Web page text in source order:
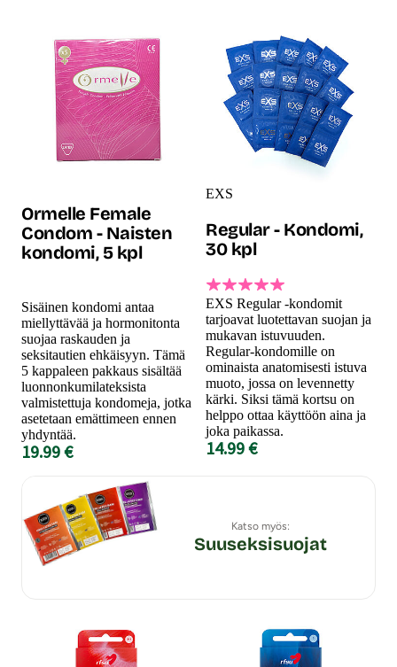
Ormelle Female
Condom - Naisten
kondomi, 5 kpl
Sisäinen kondomi antaa
miellyttävää ja hormonitonta
suojaa raskauden ja
seksitautien ehkäisyyn. Tämä
5 kappaleen pakkaus sisältää
luonnonkumilateksista
valmistettuja kondomeja, jotka
asetetaan emättimeen ennen
yhdyntää.
19.99 €
EXS
Regular - Kondomi,
30 kpl
EXS Regular -kondomit
tarjoavat luotettavan suojan ja
mukavan istuvuuden.
Regular-kondomille on
ominaista anatomisesti istuva
muoto, jossa on levennetty
kärki. Siksi tämä kortsu on
helppo ottaa käyttöön aina ja
joka paikassa.
14.99 €
Katso myös:
Suuseksisuojat